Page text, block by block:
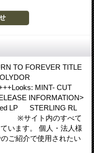
TO FOREVER TITLE
MINT- CUT
INFORMATION>
LP STERLING RL
※サイト内のすべて
います。 個人・法人様
ご紹介で使用されたい